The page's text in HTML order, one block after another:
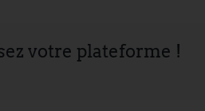
votre plateforme !